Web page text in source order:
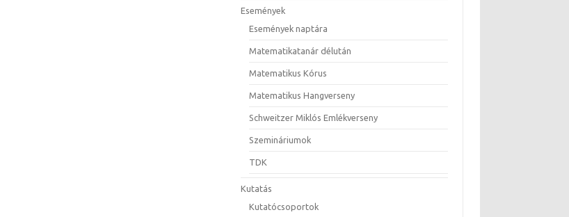
Események
Események naptára
Matematikatanár délután
Matematikus Kórus
Matematikus Hangverseny
Schweitzer Miklós Emlékverseny
Szemináriumok
TDK
Kutatás
Kutatócsoportok